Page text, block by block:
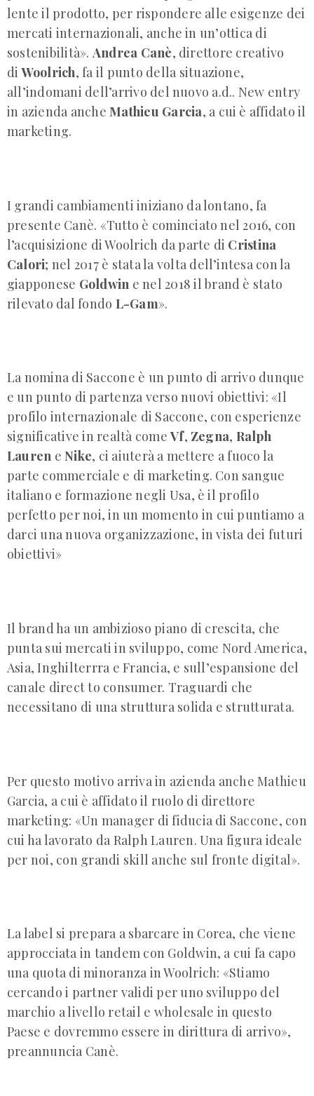
lente il prodotto, per rispondere alle esigenze dei
mercati internazionali, anche in un’ottica di
sostenibilità». Andrea Canè, direttore creativo
diWoolrich, fa il punto della situazione,
all’indomani dell’arrivo del nuovo a.d.. New entry
in azienda anche Mathieu Garcia, a cui è affidato il
marketing.
I grandi cambiamenti iniziano da lontano, fa
presente Canè. «Tutto è cominciato nel 2016, con
l’acquisizione di Woolrich da parte di Cristina
Calori; nel 2017 è stata la volta dell’intesa con la
giapponese Goldwin e nel 2018 il brand è stato
rilevato dal fondo L-Gam».
La nomina di Saccone è un punto di arrivo dunque
e un punto di partenza verso nuovi obiettivi: «Il
profilo internazionale di Saccone, con esperienze
significative in realtà comeVf, Zegna, Ralph
Lauren e Nike, ci aiuterà a mettere a fuoco la
parte commerciale e di marketing. Con sangue
italiano e formazione negli Usa, è il profilo
perfetto per noi, in un momento in cui puntiamo a
darci una nuova organizzazione, in vista dei futuri
obiettivi»
Il brand ha un ambizioso piano di crescita, che
punta sui mercati in sviluppo, come Nord America,
Asia, Inghilterrra e Francia, e sull’espansione del
canale direct to consumer. Traguardi che
necessitano di una struttura solida e strutturata.
Per questo motivo arriva in azienda anche Mathieu
Garcia, a cui è affidato il ruolo di direttore
marketing: «Un manager di fiducia di Saccone, con
cui ha lavorato da Ralph Lauren. Una figura ideale
per noi, con grandi skill anche sul fronte digital».
La label si prepara a sbarcare in Corea, che viene
approcciata in tandem con Goldwin, a cui fa capo
una quota di minoranza in Woolrich: «Stiamo
cercando i partner validi per uno sviluppo del
marchio a livello retail e wholesale in questo
Paese e dovremmo essere in dirittura di arrivo»,
preannuncia Canè.